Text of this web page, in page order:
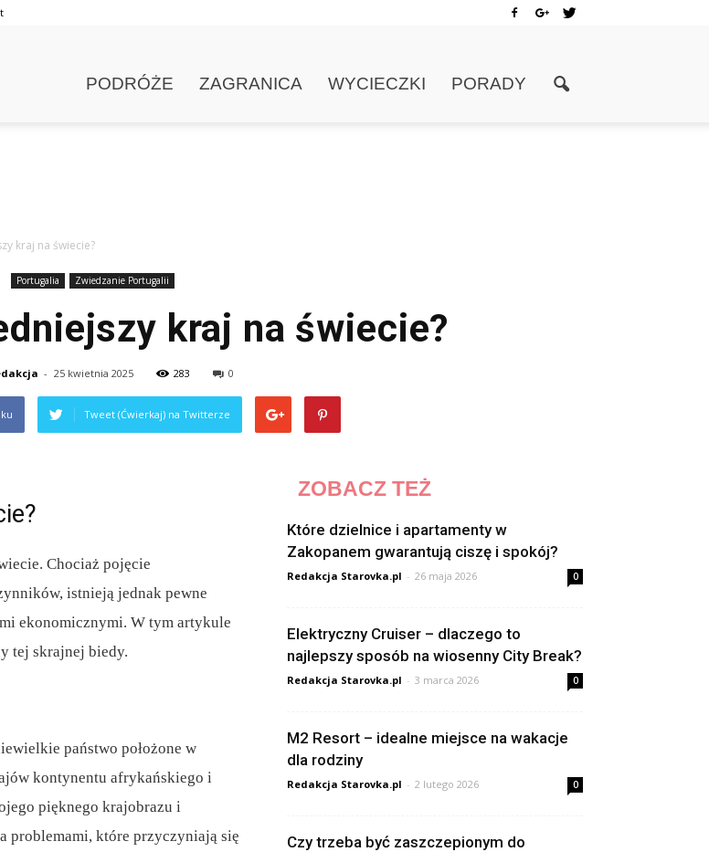
PODRÓŻE ZAGRANICA WYCIECZKI PORADY
kraj na świecie?
Portugalia Zwiedzanie Portugalii
kraj na świecie?
- 25 kwietnia 2025 283 0
Tweet (Ćwierkaj) na Twitterze
Chociaż pojęcie
istnieją jednak pewne
ekonomicznymi. W tym artykule
tej skrajnej biedy.
państwo położone w
kontynentu afrykańskiego i
pięknego krajobrazu i
problemami, które przyczyniają się
ZOBACZ TEŻ
Które dzielnice i apartamenty w
Zakopanem gwarantują ciszę i spokój?
Redakcja Starovka.pl - 26 maja 2026 0
Elektryczny Cruiser – dlaczego to
najlepszy sposób na wiosenny City Break?
Redakcja Starovka.pl - 3 marca 2026 0
M2 Resort – idealne miejsce na wakacje
dla rodziny
Redakcja Starovka.pl - 2 lutego 2026 0
Czy trzeba być zaszczepionym do